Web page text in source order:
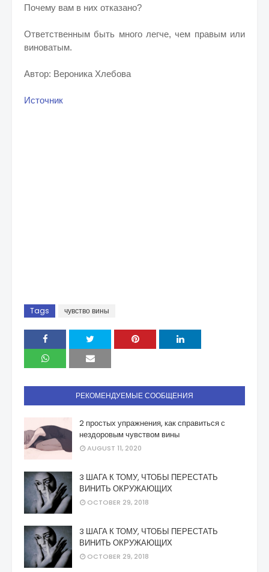
Почему вам в них отказано?
Ответственным быть много легче, чем правым или
виноватым.
Автор: Вероника Хлебова
Источник
Tags чувство вины
РЕКОМЕНДУЕМЫЕ СООБЩЕНИЯ
2 простых упражнения, как справиться с
нездоровым чувством вины
AUGUST 11, 2020
3 ШАГА К ТОМУ, ЧТОБЫ ПЕРЕСТАТЬ
ВИНИТЬ ОКРУЖАЮЩИХ
OCTOBER 29, 2018
3 ШАГА К ТОМУ, ЧТОБЫ ПЕРЕСТАТЬ
ВИНИТЬ ОКРУЖАЮЩИХ
OCTOBER 29, 2018